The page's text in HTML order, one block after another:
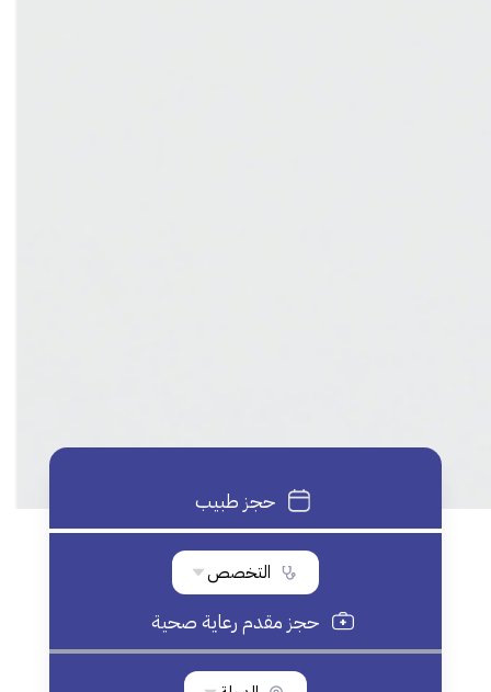
حجز طبيب
التخصص
حجز مقدم رعاية صحية